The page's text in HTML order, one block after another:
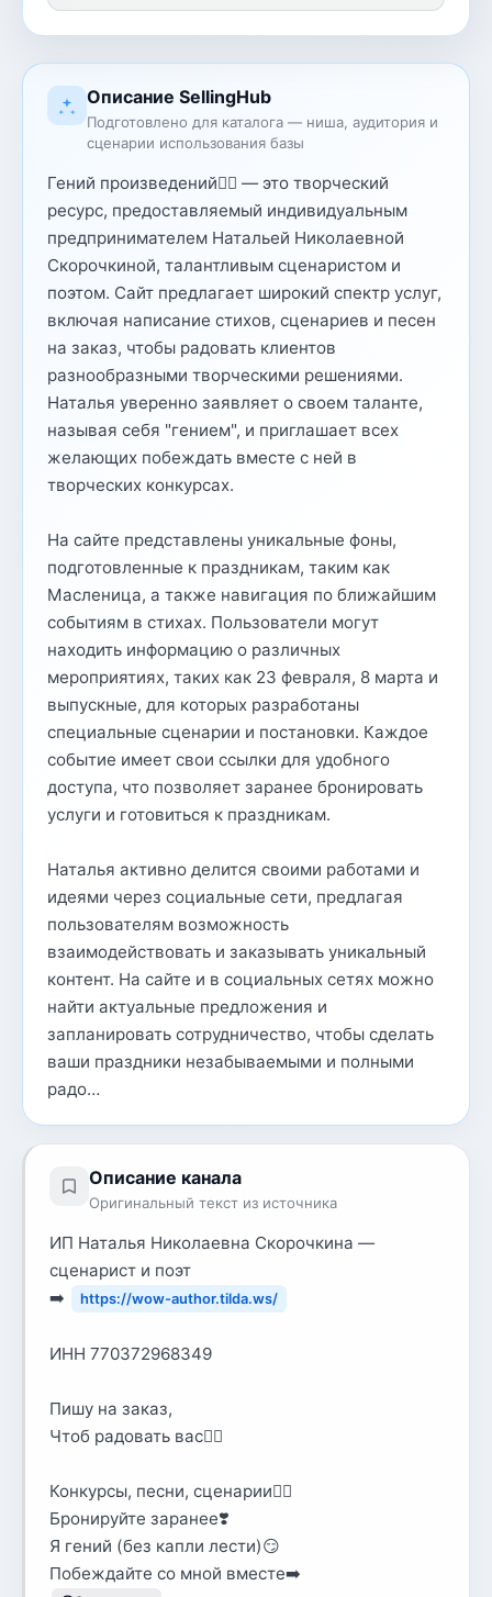
Описание SellingHub
Подготовлено для каталога — ниша, аудитория и
сценарии использования базы
Гений произведений✍🏻 — это творческий
ресурс, предоставляемый индивидуальным
предпринимателем Натальей Николаевной
Скорочкиной, талантливым сценаристом и
поэтом. Сайт предлагает широкий спектр услуг,
включая написание стихов, сценариев и песен
на заказ, чтобы радовать клиентов
разнообразными творческими решениями.
Наталья уверенно заявляет о своем таланте,
называя себя "гением", и приглашает всех
желающих побеждать вместе с ней в
творческих конкурсах.
На сайте представлены уникальные фоны,
подготовленные к праздникам, таким как
Масленица, а также навигация по ближайшим
событиям в стихах. Пользователи могут
находить информацию о различных
мероприятиях, таких как 23 февраля, 8 марта и
выпускные, для которых разработаны
специальные сценарии и постановки. Каждое
событие имеет свои ссылки для удобного
доступа, что позволяет заранее бронировать
услуги и готовиться к праздникам.
Наталья активно делится своими работами и
идеями через социальные сети, предлагая
пользователям возможность
взаимодействовать и заказывать уникальный
контент. На сайте и в социальных сетях можно
найти актуальные предложения и
запланировать сотрудничество, чтобы сделать
ваши праздники незабываемыми и полными
радо…
Описание канала
Оригинальный текст из источника
ИП Наталья Николаевна Скорочкина —
сценарист и поэт
➡️
https://wow-author.tilda.ws/
ИНН 770372968349
Пишу на заказ,
Чтоб радовать вас❤️‍🔥
Конкурсы, песни, сценарии✍🏻
Бронируйте заранее❣️
Я гений (без капли лести)😏
Побеждайте со мной вместе➡️